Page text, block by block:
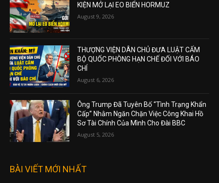
KIỆN MỞ LẠI EO BIỂN HORMUZ
August 9, 2026
THƯỢNG VIỆN DÂN CHỦ ĐƯA LUẬT CẤM
BỘ QUỐC PHÒNG HẠN CHẾ ĐỐI VỚI BÁO
CHÍ
August 6, 2026
Ông Trump Đã Tuyên Bố “Tình Trạng Khẩn
Cấp” Nhằm Ngăn Chặn Việc Công Khai Hồ
Sơ Tài Chính Của Mình Cho Đài BBC
August 5, 2026
BÀI VIẾT MỚI NHẤT